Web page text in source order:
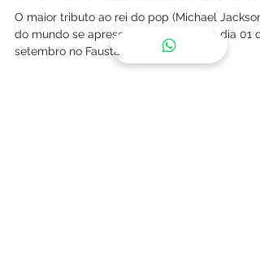
O maior tributo ao rei do pop (Michael Jackson)
do mundo se apresentou nesta quinta dia 01
setembro no Faustão na Band.